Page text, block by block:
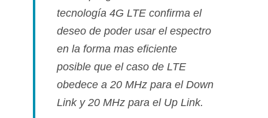
tecnologí­a 4G LTE confirma el
deseo de poder usar el espectro
en la forma mas eficiente
posible que el caso de LTE
obedece a 20 MHz para el Down
Link y 20 MHz para el Up Link.